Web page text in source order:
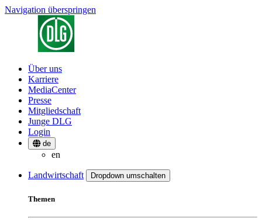
Navigation überspringen
Über uns
Karriere
MediaCenter
Presse
Mitgliedschaft
Junge DLG
Login
de
en
Landwirtschaft Dropdown umschalten
Themen